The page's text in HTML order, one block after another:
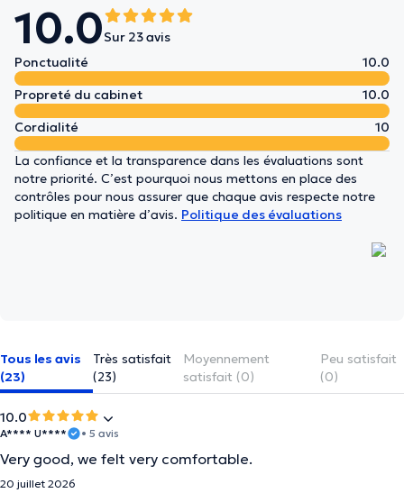
10.0Sur 23 avis
Ponctualité
10.0
Propreté du cabinet
10.0
Cordialité
10
La confiance et la transparence dans les évaluations sont
notre priorité. C’est pourquoi nous mettons en place des
contrôles pour nous assurer que chaque avis respecte notre
politique en matière d’avis. Politique des évaluations
Tous les avis
(23)
Très satisfait
(23)
Moyennement
satisfait (0)
Peu satisfait
(0)
10.0
A**** U**** • 5 avis
Very good, we felt very comfortable.
20 juillet 2026